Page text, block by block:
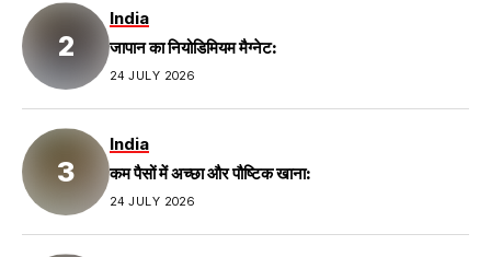
India
जापान का नियोडिमियम मैग्नेट:
24 JULY 2026
India
कम पैसों में अच्छा और पौष्टिक खाना:
24 JULY 2026